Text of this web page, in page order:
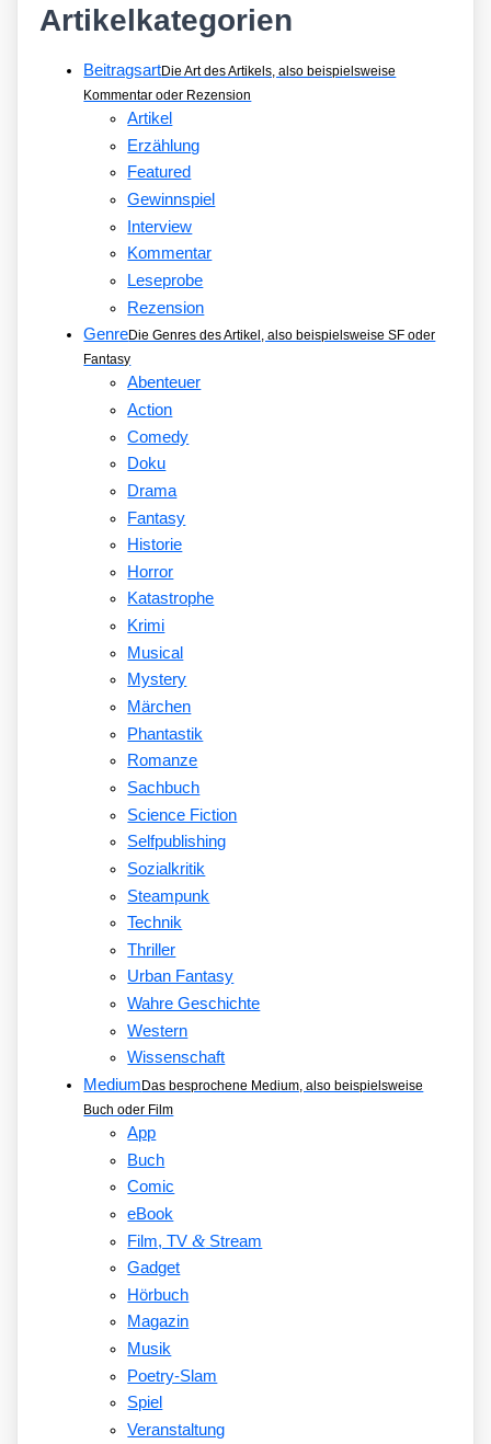
Artikelkategorien
BeitragsartDie Art des Artikels, also beispielsweise
Kommentar oder Rezension
Artikel
Erzählung
Featured
Gewinnspiel
Interview
Kommentar
Leseprobe
Rezension
GenreDie Genres des Artikel, also beispielsweise SF oder
Fantasy
Abenteuer
Action
Comedy
Doku
Drama
Fantasy
Historie
Horror
Katastrophe
Krimi
Musical
Mystery
Märchen
Phantastik
Romanze
Sachbuch
Science Fiction
Selfpublishing
Sozialkritik
Steampunk
Technik
Thriller
Urban Fantasy
Wahre Geschichte
Western
Wissenschaft
Medium Das besprochene Medium, also beispielsweise
Buch oder Film
App
Buch
Comic
eBook
Film, TV&Stream
Gadget
Hörbuch
Magazin
Musik
Poetry-Slam
Spiel
Veranstaltung